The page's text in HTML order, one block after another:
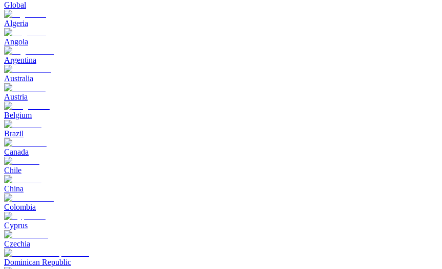
Global
Algeria
Angola
Argentina
Australia
Austria
Belgium
Brazil
Canada
Chile
China
Colombia
Cyprus
Czechia
Dominican Republic